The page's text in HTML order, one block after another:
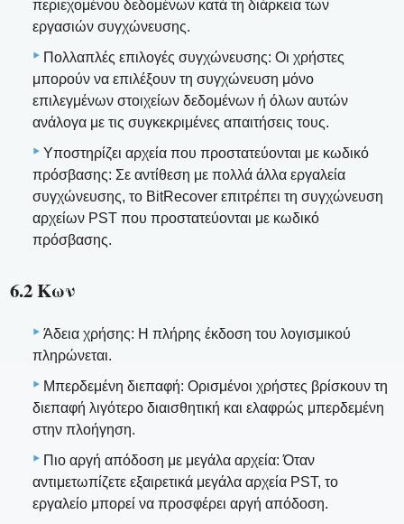
περιεχομένου δεδομένων κατά τη διάρκεια των
εργασιών συγχώνευσης.
Πολλαπλές επιλογές συγχώνευσης: Οι χρήστες
μπορούν να επιλέξουν τη συγχώνευση μόνο
επιλεγμένων στοιχείων δεδομένων ή όλων αυτών
ανάλογα με τις συγκεκριμένες απαιτήσεις τους.
Υποστηρίζει αρχεία που προστατεύονται με κωδικό
πρόσβασης: Σε αντίθεση με πολλά άλλα εργαλεία
συγχώνευσης, το BitRecover επιτρέπει τη συγχώνευση
αρχείων PST που προστατεύονται με κωδικό
πρόσβασης.
6.2 Κων
Άδεια χρήσης: Η πλήρης έκδοση του λογισμικού
πληρώνεται.
Μπερδεμένη διεπαφή: Ορισμένοι χρήστες βρίσκουν τη
διεπαφή λιγότερο διαισθητική και ελαφρώς μπερδεμένη
στην πλοήγηση.
Πιο αργή απόδοση με μεγάλα αρχεία: Όταν
αντιμετωπίζετε εξαιρετικά μεγάλα αρχεία PST, το
εργαλείο μπορεί να προσφέρει αργή απόδοση.